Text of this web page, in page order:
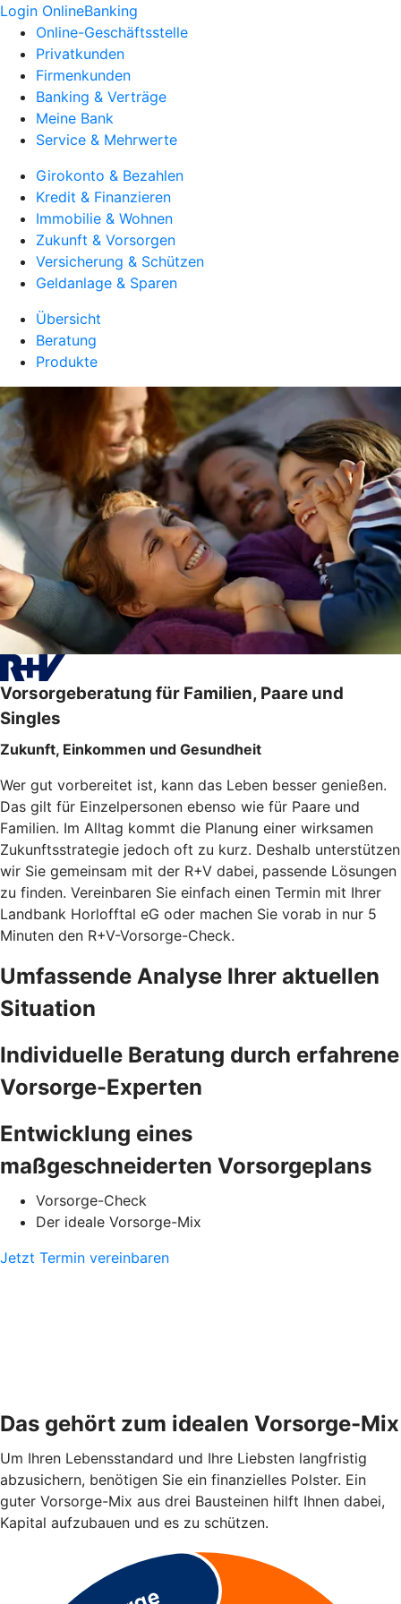
Login OnlineBanking
Online-Geschäftsstelle
Privatkunden
Firmenkunden
Banking & Verträge
Meine Bank
Service & Mehrwerte
Girokonto & Bezahlen
Kredit & Finanzieren
Immobilie & Wohnen
Zukunft & Vorsorgen
Versicherung & Schützen
Geldanlage & Sparen
Übersicht
Beratung
Produkte
Vorsorgeberatung für Familien, Paare und
Singles
Zukunft, Einkommen und Gesundheit
Wer gut vorbereitet ist, kann das Leben besser genießen.
Das gilt für Einzelpersonen ebenso wie für Paare und
Familien. Im Alltag kommt die Planung einer wirksamen
Zukunftsstrategie jedoch oft zu kurz. Deshalb unterstützen
wir Sie gemeinsam mit der R+V dabei, passende Lösungen
zu finden. Vereinbaren Sie einfach einen Termin mit Ihrer
Landbank Horlofftal eG oder machen Sie vorab in nur 5
Minuten den R+V-Vorsorge-Check.
Umfassende Analyse Ihrer aktuellen
Situation
Individuelle Beratung durch erfahrene
Vorsorge-Experten
Entwicklung eines
maßgeschneiderten Vorsorgeplans
Vorsorge-Check
Der ideale Vorsorge-Mix
Jetzt Termin vereinbaren
Das gehört zum idealen Vorsorge-Mix
Um Ihren Lebensstandard und Ihre Liebsten langfristig
abzusichern, benötigen Sie ein finanzielles Polster. Ein
guter Vorsorge-Mix aus drei Bausteinen hilft Ihnen dabei,
Kapital aufzubauen und es zu schützen.